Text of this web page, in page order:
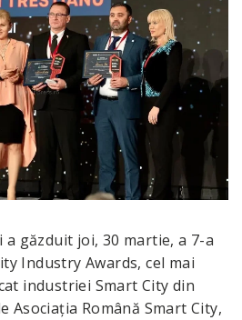
găzduit joi, 30 martie, a 7-a
Industry Awards, cel mai
industriei Smart City din
Asociaţia Română Smart City,